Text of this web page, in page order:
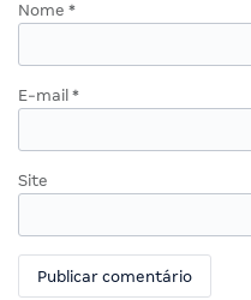
Nome *
E-mail *
Site